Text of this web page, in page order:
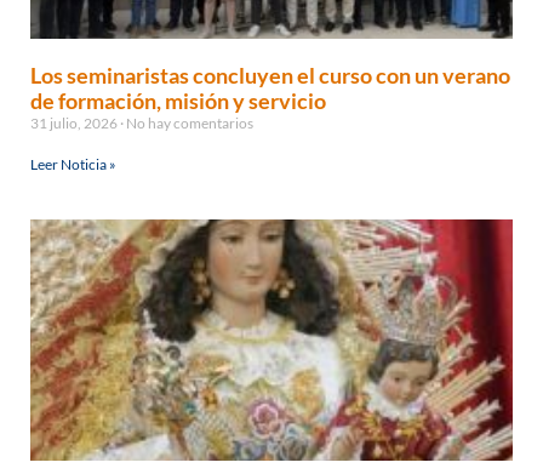
Los seminaristas concluyen el curso con un verano
de formación, misión y servicio
31 julio, 2026 No hay comentarios
Leer Noticia »